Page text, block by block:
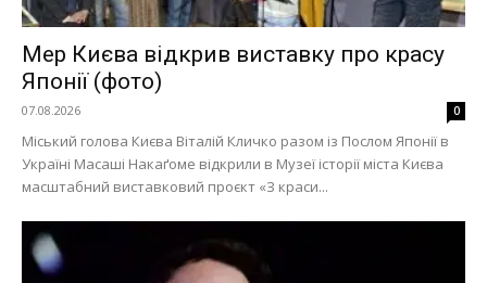
Мер Києва відкрив виставку про красу
Японії (фото)
07.08.2026 0
Міський голова Києва Віталій Кличко разом із Послом Японії в
Україні Масаші Накаґоме відкрили в Музеї історії міста Києва
масштабний виставковий проєкт «З краси...